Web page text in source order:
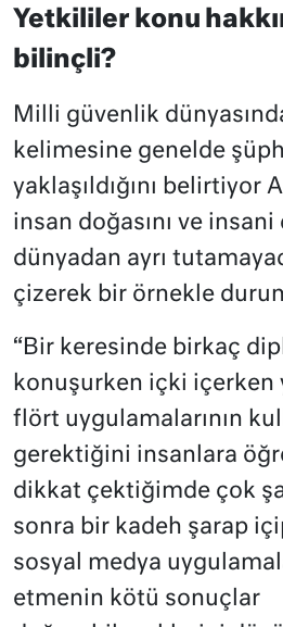
Yetkililer konu
bilinçli?
Milli güvenlik
kelimesine genelde
yaklaşıldığını belirtiyor
insan doğasını ve
dünyadan ayrı
çizerek bir örnekle
“Bir keresinde birkaç
konuşurken içki içerken
flört uygulamalarının
gerektiğini insanlara
dikkat çektiğimde çok
sonra bir kadeh şarap
sosyal medya
etmenin kötü sonuçlar